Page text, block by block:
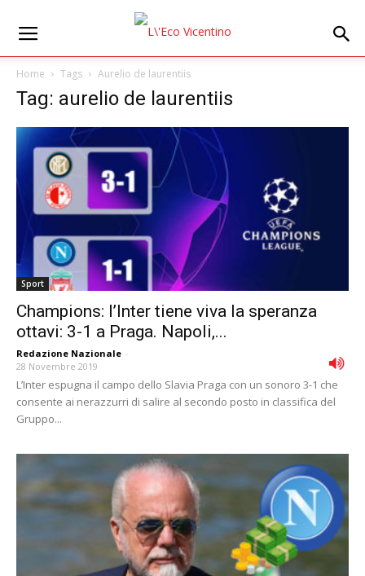
Home Tags Aurelio de laurentiis
Tag: aurelio de laurentiis
Sport
Champions: l’Inter tiene viva la speranza
ottavi: 3-1 a Praga. Napoli,...
Redazione Nazionale -
28 Novembre 2019
L’Inter espugna il campo dello Slavia Praga con un sonoro 3-1 che
consente ai nerazzurri di salire al secondo posto in classifica del
Gruppo...